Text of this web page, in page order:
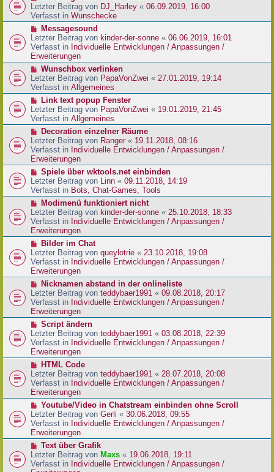
r
a
g
B
e
i
r
a
g
e
u
e
r
B
e
i
r
a
g
Letzter Beitrag von DJ_Harley « 06.09.2019, 16:00
Verfasst in Wunschecke
N
e
u
e
r
B
e
i
r
a
g
Messagesound
Letzter Beitrag von kinder-der-sonne « 06.06.2019, 16:01
Verfasst in Individuelle Entwicklungen / Anpassungen /
Erweiterungen
N
e
u
e
r
B
e
t
r
a
g
Wunschbox verlinken
Letzter Beitrag von PapaVonZwei « 27.01.2019, 19:14
Verfasst in Allgemeines
N
e
u
e
r
B
e
i
r
a
g
Link text popup Fenster
Letzter Beitrag von PapaVonZwei « 19.01.2019, 21:45
Verfasst in Allgemeines
N
e
u
e
r
B
e
i
r
a
g
Decoration einzelner Räume
Letzter Beitrag von Ranger « 19.11.2018, 08:16
Verfasst in Individuelle Entwicklungen / Anpassungen /
Erweiterungen
N
e
u
e
r
B
e
i
r
a
g
Spiele über wktools.net einbinden
Letzter Beitrag von Linn « 09.11.2018, 14:19
Verfasst in Bots, Chat-Games, Tools
N
e
u
e
r
B
e
i
t
a
g
Modimenü funktioniert nicht
Letzter Beitrag von kinder-der-sonne « 25.10.2018, 18:33
Verfasst in Individuelle Entwicklungen / Anpassungen /
Erweiterungen
N
e
u
e
r
B
e
i
t
a
g
Bilder im Chat
Letzter Beitrag von queylotrie « 23.10.2018, 19:08
Verfasst in Individuelle Entwicklungen / Anpassungen /
Erweiterungen
N
e
u
e
r
B
e
i
t
a
g
Nicknamen abstand in der onlineliste
Letzter Beitrag von teddybaer1991 « 09.08.2018, 20:17
Verfasst in Individuelle Entwicklungen / Anpassungen /
Erweiterungen
N
e
u
e
r
B
e
i
t
a
g
Script ändern
Letzter Beitrag von teddybaer1991 « 03.08.2018, 22:39
Verfasst in Individuelle Entwicklungen / Anpassungen /
Erweiterungen
N
e
u
e
r
B
e
i
t
a
g
HTML Code
Letzter Beitrag von teddybaer1991 « 28.07.2018, 20:08
Verfasst in Individuelle Entwicklungen / Anpassungen /
Erweiterungen
N
e
u
e
r
B
e
i
Youtube/Video in Chatstream einbinden ohne Scroll
Letzter Beitrag von Gerli « 30.06.2018, 09:55
Verfasst in Individuelle Entwicklungen / Anpassungen /
Erweiterungen
N
e
u
Text über Grafik
Letzter Beitrag von Maxs « 19.06.2018, 19:11
Verfasst in Individuelle Entwicklungen / Anpassungen /